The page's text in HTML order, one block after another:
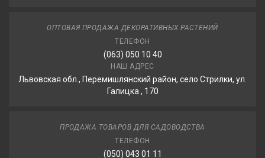
ОПТОВАЯ ПРОДАЖА ДЕКОРАТИВНЫХ РАСТЕНИЙ
ТЕЛЕФОН
(063) 050 10 40
НАШ АДРЕС
Львовская обл., Перемишлянский район, село Стрилки, ул.
Галицка , 170
ПРОДАЖА ТОВАРОВ ДЛЯ САДОВОДСТВА
ТЕЛЕФОН
(050) 043 01 11